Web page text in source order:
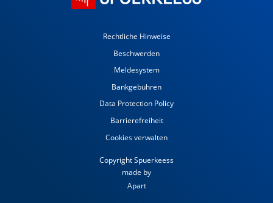
Rechtliche Hinweise
Beschwerden
Meldesystem
Bankgebühren
Data Protection Policy
Barrierefreiheit
Cookies verwalten
Copyright Spuerkeess
made by
Apart